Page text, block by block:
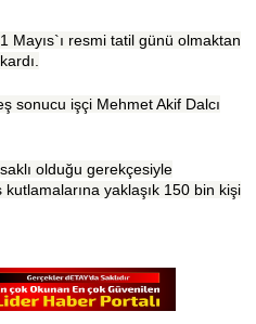
Mayıs`ı resmi tatil günü olmaktan
sonucu işçi Mehmet Akif Dalcı
olduğu gerekçesiyle
yaklaşık 150 bin kişi